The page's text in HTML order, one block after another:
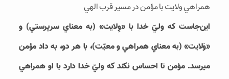
همراهي ولايت با مؤمن در مسير قرب الهي
اين‌جاست که وليّ خدا با «وِلايت» (به معناي سرپرستي) و
«وَلايت» (به معناي همراهي و معيّت)، با هر دو، به داد مؤمن
مي‎رسد. مؤمن تا احساس نکند که وليّ خدا دارد با او همراهي